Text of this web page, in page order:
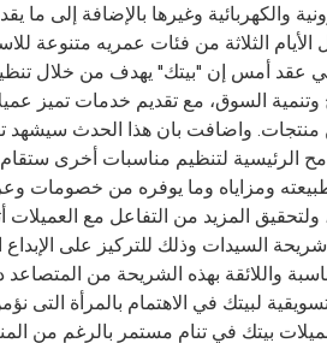
والكهربائية وغيرها بالإضافة
أمس إن "بيتك" يهدف من خلال تنظيم
وتنمية السوق، مع تقديم خدمات تميز
واضافت بان هذا الحدث سيشهد
الرئيسية لتنظيم مناسبات أخرى
ومزاياه وما يوفره من خصومات
ولتحقيق المزيد من التفاعل مع
السيدات وذلك للتركيز على
واللائقة بهذه الشريحة من
لبيتك في الاهتمام بالمرأة
بيتك في تنام مستمر بالرغم من